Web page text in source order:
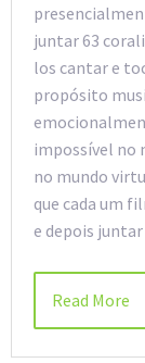
juntar 63
los cantar e
propósito
impossível no
no mundo
que cada um
e depois
Read More